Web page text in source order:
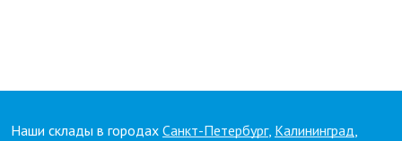
Наши склады в городах Санкт-Петербург, Калининград,